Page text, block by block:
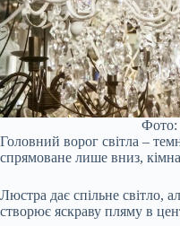
Фото:
Головний ворог світла –
спрямоване лише вниз,
Люстра дає спільне світло,
створює яскраву пляму в